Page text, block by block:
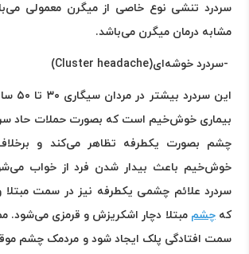
سردرد تنشی نوع خاصی از میگرن معمولی
مشابه درمان میگرن می‌باشد.
-سردرد خوشه‌ای(Cluster headache)
این
بیماری خوش‌خیم است که بصورت حملات حاد
چشم بصورت یکطرفه تظاهر می‌کند و
خوش‌خیم باعث بیدار شدن فرد از خواب
سردرد علائم چشمی یکطرفه نیز در سمت مبتلا
کهچشم مبتلا دچار اشکریزش و قرمزی
سمت افتادگی پلک ایجاد شود و مردمک چشم